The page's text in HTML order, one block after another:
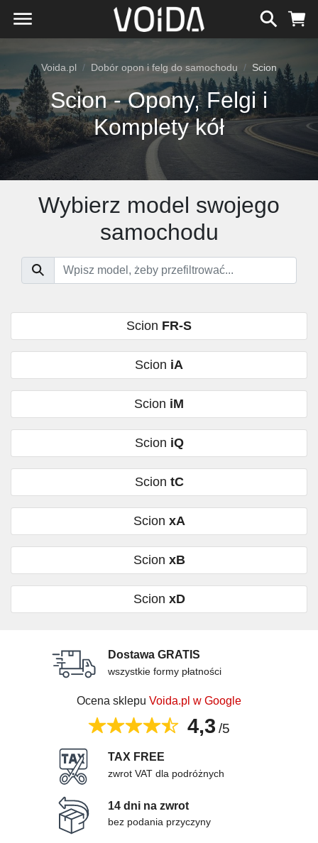
Voida.pl Dobór opon i felg do samochodu Scion
Scion - Opony, Felgi i
Komplety kół
Wybierz model swojego
samochodu
Scion FR-S
Scion iA
Scion iM
Scion iQ
Scion tC
Scion xA
Scion xB
Scion xD
Dostawa GRATIS
wszystkie formy płatności
Ocena sklepu Voida.pl w Google
4,3 /5
TAX FREE
zwrot VAT dla podróżnych
14 dni na zwrot
bez podania przyczyny